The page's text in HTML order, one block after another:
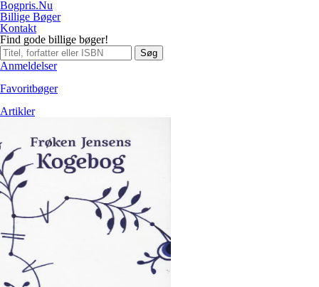
Bogpris.Nu
Billige Bøger
Kontakt
Find gode billige bøger!
Søg
Anmeldelser
Favoritbøger
Artikler